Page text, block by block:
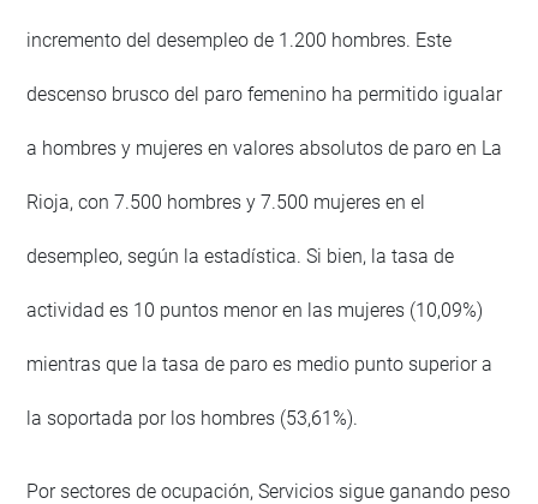
incremento del desempleo de 1.200 hombres. Este
descenso brusco del paro femenino ha permitido igualar
a hombres y mujeres en valores absolutos de paro en La
Rioja, con 7.500 hombres y 7.500 mujeres en el
desempleo, según la estadística. Si bien, la tasa de
actividad es 10 puntos menor en las mujeres (10,09%)
mientras que la tasa de paro es medio punto superior a
la soportada por los hombres (53,61%).
Por sectores de ocupación, Servicios sigue ganando peso